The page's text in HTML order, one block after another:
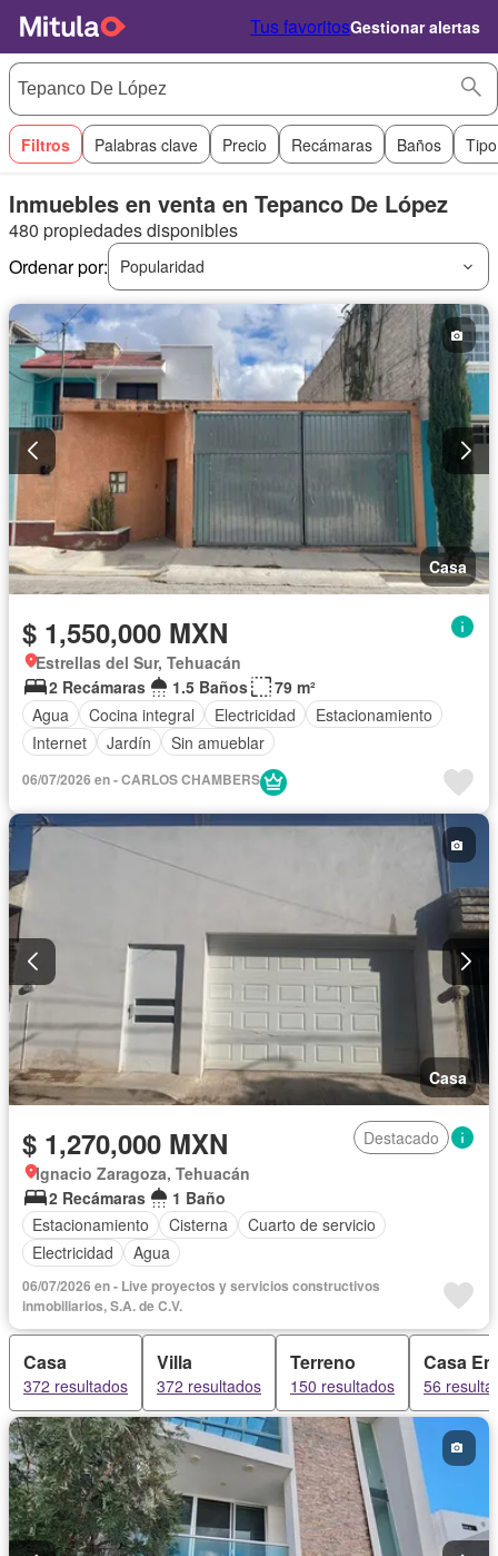
Tus favoritosGestionar alertas
Filtros Palabras clave Precio Recámaras Baños
Inmuebles en venta en Tepanco De López
480 propiedades disponibles
Ordenar por:
Popularidad
Casa
$ 1,550,000 MXN
Estrellas del Sur, Tehuacán
2 Recámaras
1.5 Baños
79 m²
Agua
Cocina integral Electricidad
Estacionamiento
Internet
Jardín Sin amueblar
06/07/2026 en - CARLOS CHAMBERS
Casa
$ 1,270,000 MXN
Destacado
Ignacio Zaragoza, Tehuacán
2 Recámaras
1 Baño
Estacionamiento
Cisterna
Cuarto de servicio
Electricidad
Agua
06/07/2026 en - Live proyectos y servicios constructivos
inmobiliarios, S.A. de C.V.
Casa
372 resultados
Villa
372 resultados
Terreno
150 resultados
Casa
56